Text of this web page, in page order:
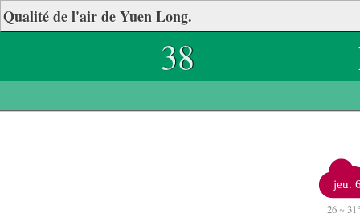
Qualité de l'air de Yuen Long.
38
jeu.
26 ~